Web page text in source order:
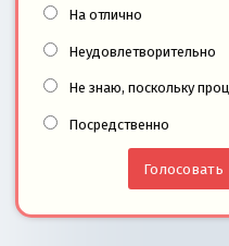
На отлично
Неудовлетворительно
Не знаю, поскольку
Посредственно